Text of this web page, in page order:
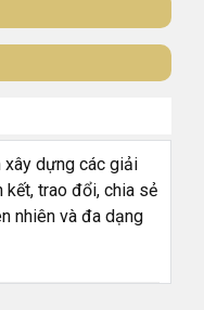
xây dựng các giải
trao đổi, chia sẻ
nhiên và đa dạng